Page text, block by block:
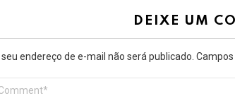
DEIXE UM
seu endereço de e-mail não será publicado.